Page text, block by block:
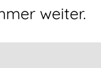
weiter.